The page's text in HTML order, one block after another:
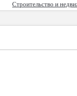
Строительство и